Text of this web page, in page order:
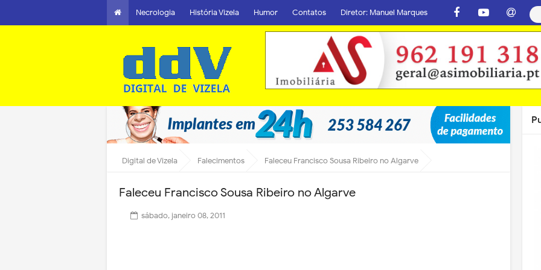
Necrologia História Vizela Humor Contatos Diretor: Manuel Marques
Digital de Vizela Falecimentos Faleceu Francisco Sousa Ribeiro no Algarve
Faleceu Francisco Sousa Ribeiro no Algarve
sábado, janeiro 08, 2011